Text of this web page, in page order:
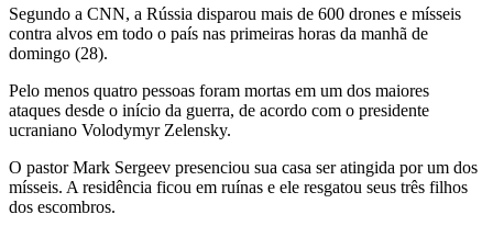
Segundo a CNN, a Rússia disparou mais de 600 drones e mísseis
contra alvos em todo o país nas primeiras horas da manhã de
domingo (28).
Pelo menos quatro pessoas foram mortas em um dos maiores
ataques desde o início da guerra, de acordo com o presidente
ucraniano Volodymyr Zelensky.
O pastor Mark Sergeev presenciou sua casa ser atingida por um dos
mísseis. A residência ficou em ruínas e ele resgatou seus três filhos
dos escombros.